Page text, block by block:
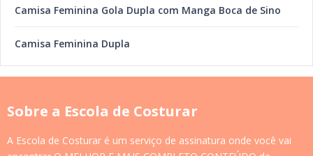
Camisa Feminina Gola Dupla com Manga Boca de Sino
Camisa Feminina Dupla
Sobre a Escola de Costurar
A Escola de Costurar é um serviço de assinatura onde você vai